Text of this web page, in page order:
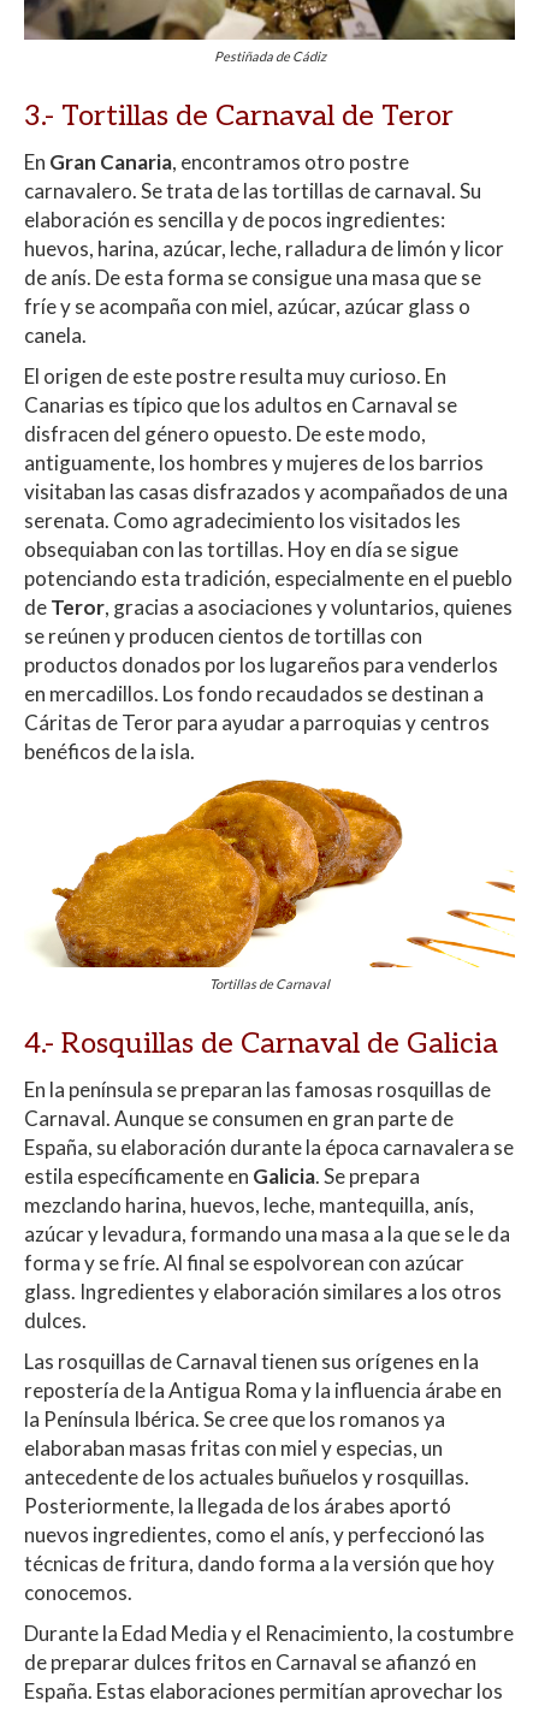
Pestiñada de Cádiz
3.- Tortillas de Carnaval de Teror
En Gran Canaria, encontramos otro postre
carnavalero. Se trata de las tortillas de carnaval. Su
elaboración es sencilla y de pocos ingredientes:
huevos, harina, azúcar, leche, ralladura de limón y licor
de anís. De esta forma se consigue una masa que se
fríe y se acompaña con miel, azúcar, azúcar glass o
canela.
El origen de este postre resulta muy curioso. En
Canarias es típico que los adultos en Carnaval se
disfracen del género opuesto. De este modo,
antiguamente, los hombres y mujeres de los barrios
visitaban las casas disfrazados y acompañados de una
serenata. Como agradecimiento los visitados les
obsequiaban con las tortillas. Hoy en día se sigue
potenciando esta tradición, especialmente en el pueblo
deTeror, gracias a asociaciones y voluntarios, quienes
se reúnen y producen cientos de tortillas con
productos donados por los lugareños para venderlos
en mercadillos. Los fondo recaudados se destinan a
Cáritas de Teror para ayudar a parroquias y centros
benéficos de la isla.
Tortillas de Carnaval
4.- Rosquillas de Carnaval de Galicia
En la península se preparan las famosas rosquillas de
Carnaval. Aunque se consumen en gran parte de
España, su elaboración durante la época carnavalera se
estila específicamente en Galicia. Se prepara
mezclando harina, huevos, leche, mantequilla, anís,
azúcar y levadura, formando una masa a la que se le da
forma y se fríe. Al final se espolvorean con azúcar
glass. Ingredientes y elaboración similares a los otros
dulces.
Las rosquillas de Carnaval tienen sus orígenes en la
repostería de la Antigua Roma y la influencia árabe en
la Península Ibérica. Se cree que los romanos ya
elaboraban masas fritas con miel y especias, un
antecedente de los actuales buñuelos y rosquillas.
Posteriormente, la llegada de los árabes aportó
nuevos ingredientes, como el anís, y perfeccionó las
técnicas de fritura, dando forma a la versión que hoy
conocemos.
Durante la Edad Media y el Renacimiento, la costumbre
de preparar dulces fritos en Carnaval se afianzó en
España. Estas elaboraciones permitían aprovechar los